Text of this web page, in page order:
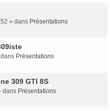
» dans Présentations
Présentations
309 GTI 8S
dans Présentations